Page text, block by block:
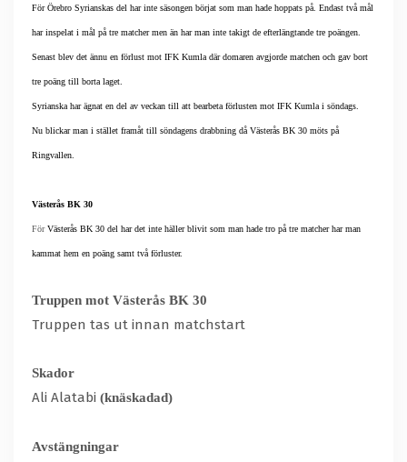
För Örebro Syrianskas del har inte säsongen börjat som man hade hoppats på. Endast två mål
har inspelat i mål på tre matcher men än har man inte takigt de efterlängtande tre poängen.
Senast blev det ännu en förlust mot IFK Kumla där domaren avgjorde matchen och gav bort
tre poäng till borta laget.
Syrianska har ägnat en del av veckan till att bearbeta förlusten mot IFK Kumla i söndags.
Nu blickar man i stället framåt till söndagens drabbning då Västerås BK 30 möts på
Ringvallen.
Västerås BK 30
FörVästerås BK 30 del har det inte häller blivit som man hade tro på tre matcher har man
kammat hem en poäng samt två förluster.
Truppen mot Västerås BK 30
Truppen tas ut innan matchstart
Skador
Ali Alatabi (knäskadad)
Avstängningar